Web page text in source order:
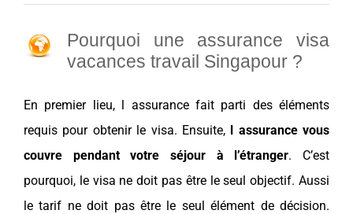
Pourquoi une assurance visa
vacances travail Singapour ?
En premier lieu, l assurancefait parti des éléments
requis pour obtenir le visa. Ensuite, l assurance vous
couvre pendant votre séjour à l’étranger. C’est
pourquoi, le visa ne doit pas être le seul objectif. Aussi
le tarif ne doit pas être le seul élément de décision.